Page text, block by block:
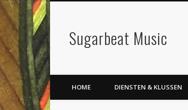
Sugarbeat Music
HOME DIENSTEN & KLUSSEN